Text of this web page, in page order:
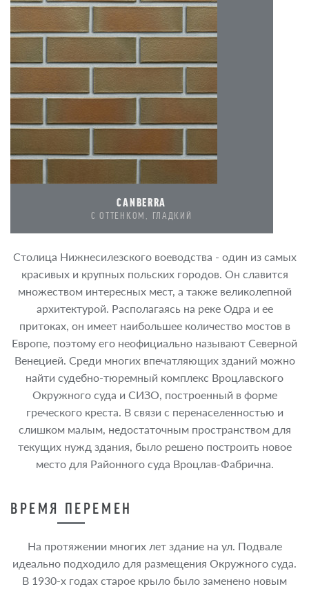
CANBERRA
C ОТТЕНКОМ, ГЛАДКИЙ
Столица Нижнесилезского воеводства - один из самых
красивых и крупных польских городов. Он славится
множеством интересных мест, а также великолепной
архитектурой. Располагаясь на реке Одра и ее
притоках, он имеет наибольшее количество мостов в
Европе, поэтому его неофициально называют Северной
Венецией. Среди многих впечатляющих зданий можно
найти судебно-тюремный комплекс Вроцлавского
Окружного суда и СИЗО, построенный в форме
греческого креста. В связи с перенаселенностью и
слишком малым, недостаточным пространством для
текущих нужд здания, было решено построить новое
место для Районного суда Вроцлав-Фабрична.
ВРЕМЯ ПЕРЕМЕН
На протяжении многих лет здание на ул. Подвале
идеально подходило для размещения Окружного суда.
В 1930-х годах старое крыло было заменено новым